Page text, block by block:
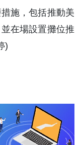
施，包括推動美
在場設置攤位推
)